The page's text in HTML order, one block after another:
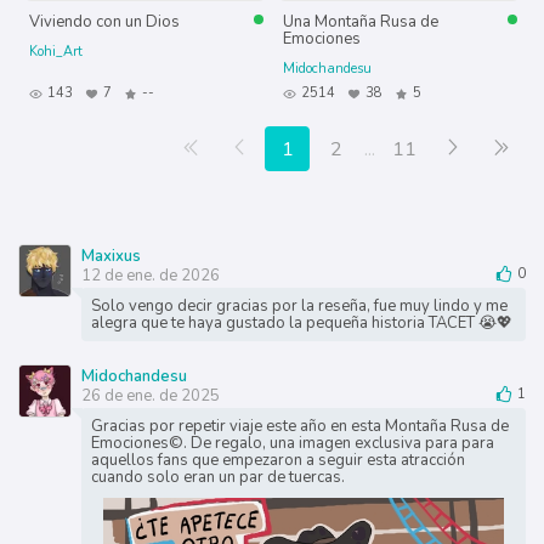
Viviendo con un Dios
Kohi_Art
143 7 --
Una Montaña Rusa de
Emociones
Midochandesu
2514
38 5
Primera página
Anterior
1 2 ... 11 Siguiente
Maxixus
12 de ene. de 2026
0
Solo vengo decir gracias por la reseña, fue muy lindo y me
alegra que te haya gustado la pequeña historia TACET 😭💖
Midochandesu
26 de ene. de 2025
1
Gracias por repetir viaje este año en esta Montaña Rusa de
Emociones©. De regalo, una imagen exclusiva para para
aquellos fans que empezaron a seguir esta atracción
cuando solo eran un par de tuercas.